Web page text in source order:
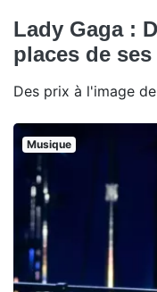
Lady Gaga :
places de
Des prix à l'image
Musique